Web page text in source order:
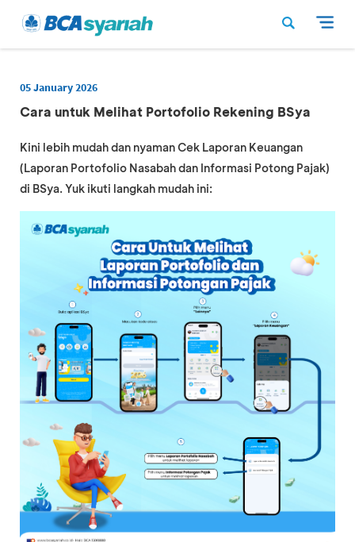
05 January 2026
Cara untuk Melihat Portofolio Rekening BSya
Kini lebih mudah dan nyaman Cek Laporan Keuangan
(Laporan Portofolio Nasabah dan Informasi Potong Pajak)
di BSya. Yuk ikuti langkah mudah ini: